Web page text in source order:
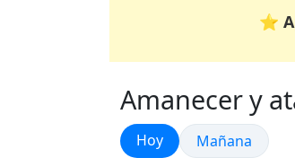
⭐
Amanecer y
Amanecer y atardecer
Hoy Amanecer y
Mañana